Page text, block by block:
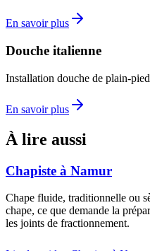
En savoir plus
Douche italienne
Installation douche de plain-pied
En savoir plus
À lire aussi
Chapiste à Namur
Chape fluide, traditionnelle ou
chape, ce que demande la
les joints de fractionnement.